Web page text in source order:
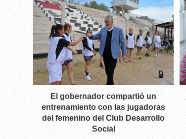
El gobernador compartió un
entrenamiento con las jugadoras
del femenino del Club Desarrollo
Social